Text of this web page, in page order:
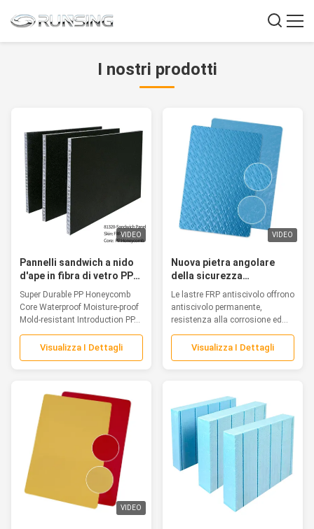
I nostri prodotti
VIDEO
Pannelli sandwich a nido
d'ape in fibra di vetro PP
super resistenti,
impermeabili, resistenti
all'umidità e alle muffe
Super Durable PP Honeycomb
Core Waterproof Moisture-proof
Mold-resistant Introduction PP...
Visualizza I Dettagli
VIDEO
Nuova pietra angolare
della sicurezza
industriale lastre di fibra
di vetro resistenti allo
scivolamento solide e
Le lastre FRP antiscivolo offrono
antiscivolo permanente,
resistenza alla corrosione ed
elevata...
Visualizza I Dettagli
VIDEO